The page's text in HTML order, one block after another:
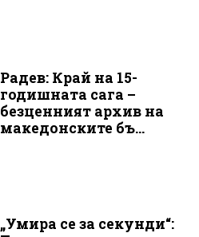
Радев: Край на 15-
годишната сага –
безценният архив на
македонските бъ...
„Умира се за секунди“: